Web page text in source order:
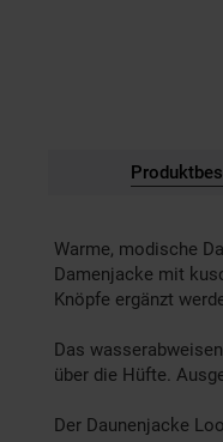
Warme, modische
Damenjacke mit
Knöpfe ergänzt
Das
über die Hüfte.
Der Daunenjacke